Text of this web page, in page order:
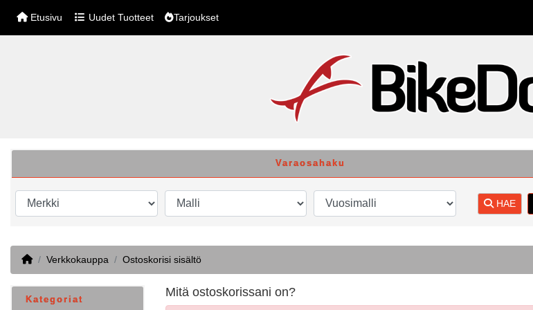
Etusivu Uudet Tuotteet Tarjoukset
Varaosahaku
HAE
HomeVerkkokauppa Ostoskorisi sisältö
Mitä ostoskorissani on?
Kategoriat